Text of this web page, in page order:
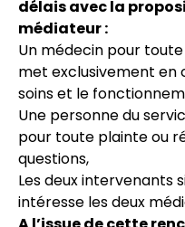
délais avec la
médiateur :
Un médecin pour
met exclusivement en
soins et le
Une personne du
pour toute plainte ou
questions,
Les deux intervenants
intéresse les deux